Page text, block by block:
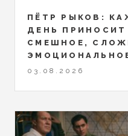
ПЁТР РЫКОВ:
ДЕНЬ
СМЕШНОЕ,
03.08.2026